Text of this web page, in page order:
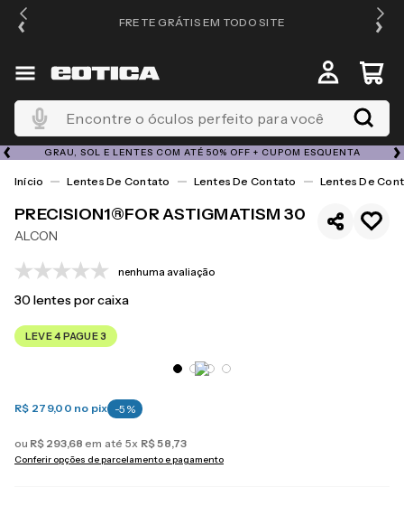
FRETE GRÁTIS EM TODO SITE
Encontre o óculos perfeito para você
GRAU, SOL E LENTES COM ATÉ 50% OFF + CUPOM ESQUENTA
Lentes De Contato Lentes De Contato Lentes De
PRECISION1®FOR ASTIGMATISM 30
ALCON
nenhuma avaliação
30lentes por caixa
LEVE 4 PAGUE 3
R$ 279,00 no pix -5 %
ou R$ 293,68 em até 5x R$58,73
Conferir opções de parcelamento e pagamento